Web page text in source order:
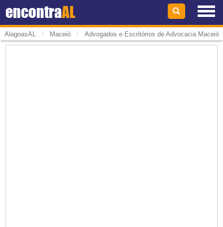
encontraAL
AlagoasAL / Maceió / Advogados e Escritórios de Advocacia Maceió